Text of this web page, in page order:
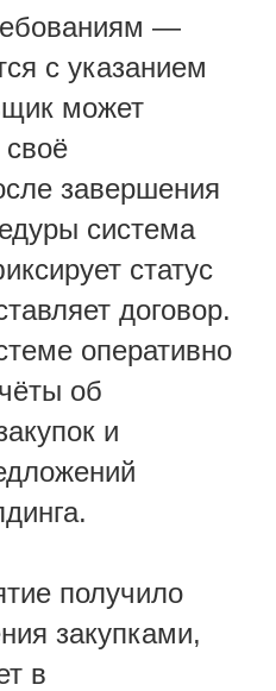
—
с указанием
может
своё
завершения
система
статус
договор.
оперативно
об
и
получило
закупками,
в